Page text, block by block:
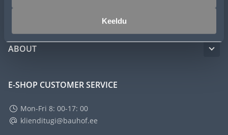
Keeldu
ABOUT
E-SHOP CUSTOMER SERVICE
Mon-Fri 8: 00-17: 00
klienditugi@bauhof.ee